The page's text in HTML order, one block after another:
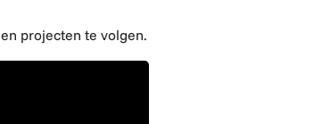
projecten te volgen.